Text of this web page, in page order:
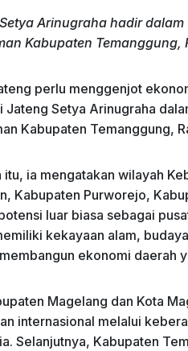
at
A
p
p
e
gr
a
m
ai ar
Setya Arinugraha hadir
Kabupaten
perlu menggenjot
Jateng Setya Arinugraha
Kabupaten Temanggung,
itu, ia mengatakan wilayah
Kabupaten Purworejo,
luar biasa sebagai
kekayaan alam,
ekonomi daerah
Magelang dan Kota
internasional melalui
Selanjutnya, Kabupaten